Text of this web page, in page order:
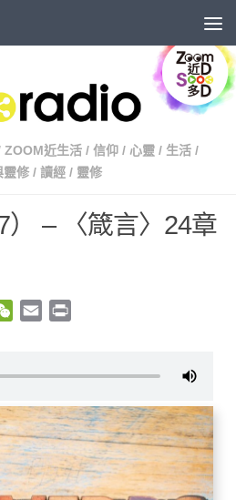
ZOOM近生活 / 信仰 / 心靈 / 生活 /
靈修 / 讀經 / 靈修
） – 〈箴言〉24章
WeChat
Email